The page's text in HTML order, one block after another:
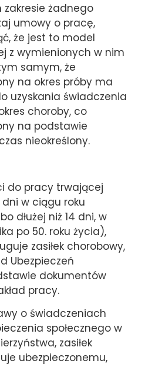
żadnego
umowy o pracę,
że jest to model
z wymienionych w nim
samym, że
na okres próby ma
uzyskania świadczenia
choroby, co
na podstawie
nieokreślony.
do pracy trwającej
dni w ciągu roku
dłużej niż 14 dni, w
po 50. roku życia),
zasiłek chorobowy,
Ubezpieczeń
dokumentów
pracy.
o świadczeniach
społecznego w
zasiłek
ubezpieczonemu,